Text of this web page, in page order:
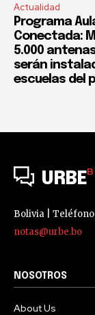
Actualidad
Programa
Conectada:
5.000
serán
escuelas del
URBE
Bolivia | Teléfono
notas@urbe.bo
NOSOTROS
About Us